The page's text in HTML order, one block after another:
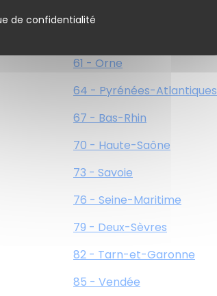
de confidentialité
61 - Orne
64 - Pyrénées-Atlantiques
67 - Bas-Rhin
70 - Haute-Saône
73 - Savoie
76 - Seine-Maritime
79 - Deux-Sèvres
82 - Tarn-et-Garonne
85 - Vendée